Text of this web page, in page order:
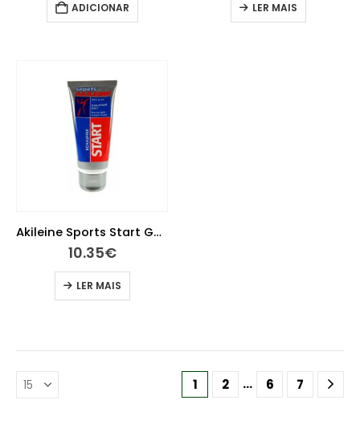
ADICIONAR LER MAIS
Akileine Sports Start Gel 75ml
10.35€
LER MAIS
1 2 … 6 7